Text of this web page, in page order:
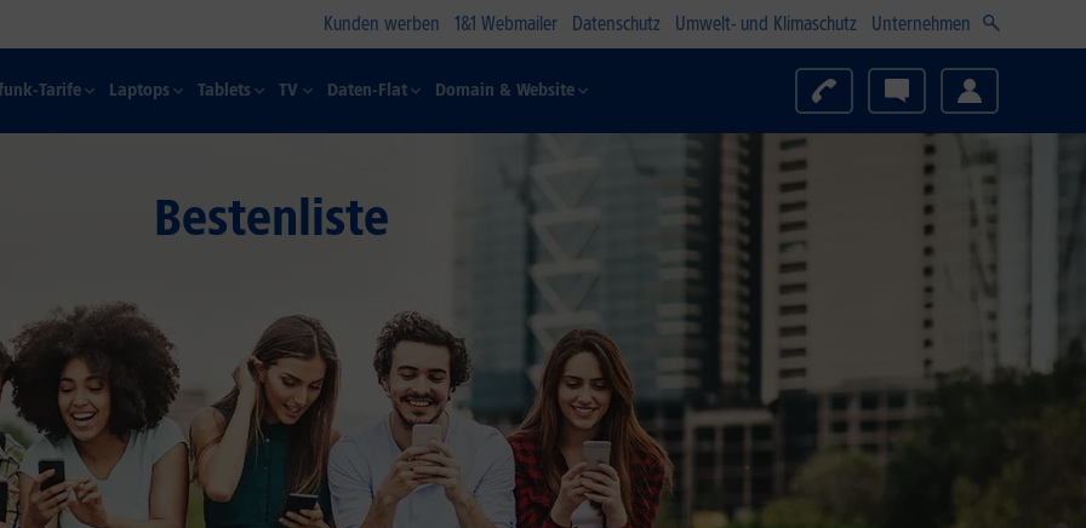
Kunden werben 1&1 Webmailer Datenschutz Umwelt- und Klimaschutz Unternehmen
Tarife Laptops Tablets TV Daten-Flat Domain & Website
Bestenliste